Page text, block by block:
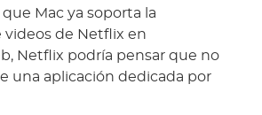
Mac ya soporta la
de Netflix en
Netflix podría pensar que no
una aplicación dedicada por